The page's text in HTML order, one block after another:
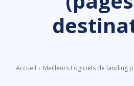
Accueil Meilleurs Logiciels de landing